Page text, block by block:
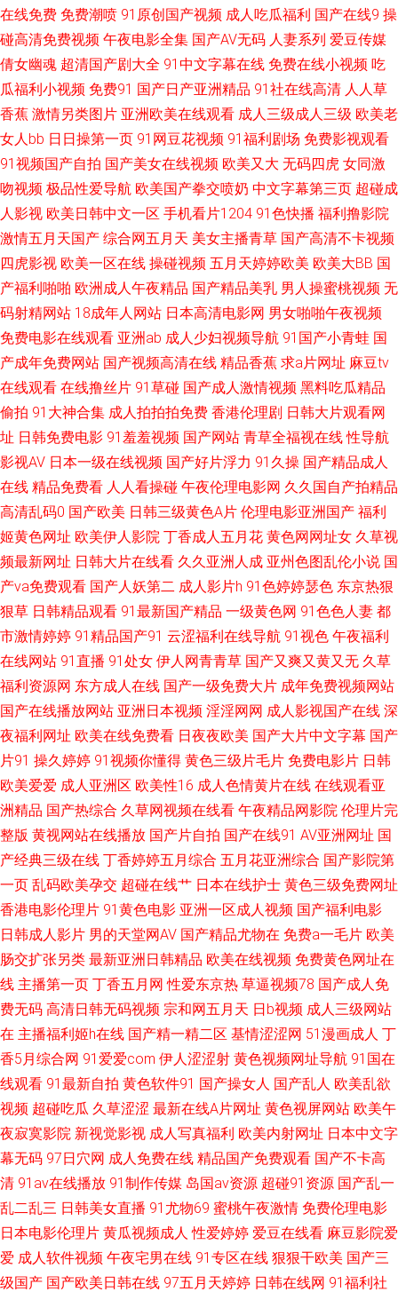
一区二区三 wwwav热 91av官网 久久色一区 91网站免费视频 九一天麻传媒
蜜桃视频福利 国模野外自拍 91小视频大全在线观看 亚洲AV色1 欧美精久久
av在线不卡影院 亚洲一区二区三区婷婷 久久精品看久久 91午市短视频 在线
播放福利AV 女人资源网 www2AV色图 国产一区综合 www久久香蕉 极品福
利姬导航 亚洲涩色在线 91人妻无码91 加勒比东京热伊人 91嫩草久久天美传
媒 久久国产秒 草草网123 五月天啪啪做爱 95福利视频 少妇14p a在线观看
本日黄色 91草逼视频网 婷婷丁香一区二区亚洲 九九热视 91午夜影院在线 日
韩AV原创 成人性视频 91视频入口福利姬 香蕉在钱4 久成人超碰91 日日摸夜
夜爽 国产另类中文字幕 91福利影院 久久婷婷美女一区 91大香蕉在线 麻豆视
频爱豆传媒 欧美四级成人兽视频 国内视频自拍99re 91在国线 伊人网97 日韩
理论在线 精品大香蕉伊人 成人网站 丁香乱轮 岛国黄色一级片官网 91白丝少
妇 午夜肏屄 欧美私人福利影院 91免费公开视频观看 91视频自 91九色海角
社区 91唐先生国产一区 91精品国自产 www超碰蜜桃 国产久久色一区 国产
33页 吃瓜黑料在线麻烦 91九色porn蝌蚪 91黄色仓库 色欲天天网久久 色网
123 亚洲国产欧美日韩综合 91色视频国产自 91巨炮免费观看视频 伊人av天
堂 日本福利福利福利视频 欧美视频1区2区 超碰操美女 91诱惑视频 avtt亚洲
91伊人久热 在线95国产 亚洲东方aV色图 香蕉视频三级一区 青青操社区 国
内国产精品天干天干 大香蕉A 91在线播放视频 豆花成人网站在线观看 海角
乱军 92精品福利 午夜神马福利社 天天日狠狠干 一级无码片 殴美色AAAA 久
色97爱 天堂福利导航 日本AB久久 天天干日日干 婷婷五月综合欧美性爱 日
韩欧美有码在线 日屄视频网 亚洲第十一页无码AV 一本道Av在线资源站 影音
AV先锋色库 婷婷在线亚洲国产视频 日韩久久天堂网 欧美日韩成人精品综合
玖玖av 户外露出视频在线观看 高清自慰成人 肏屄四虎 91在线免费观看高清
91色狼老熟女 91干干干 中文字幕无线 先锋av东京热 日韩素人影院 日日综合
色网 天堂男人操 色网址国产全资源在线 日韩不卡五区 男女互草 久草导航 韩
国无码激情 丰满熟妇大乳丰满做爰 成人男女午夜影院 TS国产视频在线看 91
原创视屏
在线免费 免费潮喷 91原创国产视频 成人吃瓜福利 国产在线9 操
碰高清免费视频 午夜电影全集 国产AV无码 人妻系列 爱豆传媒
倩女幽魂 超清国产剧大全 91中文字幕在线 免费在线小视频 吃
瓜福利小视频 免费91 国产日产亚洲精品 91社在线高清 人人草
香蕉 激情另类图片 亚洲欧美在线观看 成人三级成人三级 欧美老
女人bb 日日操第一页 91网豆花视频 91福利剧场 免费影视观看
91视频国产自拍 国产美女在线视频 欧美又大 无码四虎 女同激
吻视频 极品性爱导航 欧美国产拳交喷奶 中文字幕第三页 超碰成
人影视 欧美日韩中文一区 手机看片1204 91色快播 福利撸影院
激情五月天国产 综合网五月天 美女主播青草 国产高清不卡视频
四虎影视 欧美一区在线 操碰视频 五月天婷婷欧美 欧美大BB 国
产福利啪啪 欧洲成人午夜精品 国产精品美乳 男人操蜜桃视频 无
码射精网站 18成年人网站 日本高清电影网 男女啪啪午夜视频
免费电影在线观看 亚洲ab 成人少妇视频导航 91国产小青蛙 国
产成年免费网站 国产视频高清在线 精品香蕉 求a片网址 麻豆tv
在线观看 在线撸丝片 91草碰 国产成人激情视频 黑料吃瓜精品
偷拍 91大神合集 成人拍拍拍免费 香港伦理剧 日韩大片观看网
址 日韩免费电影 91羞羞视频 国产网站 青草全福视在线 性导航
影视AV 日本一级在线视频 国产好片浮力 91久操 国产精品成人
在线 精品免费看 人人看操碰 午夜伦理电影网 久久国自产拍精品
高清乱码0 国产欧美 日韩三级黄色A片 伦理电影亚洲国产 福利
姬黄色网址 欧美伊人影院 丁香成人五月花 黄色网网址女 久草视
频最新网址 日韩大片在线看 久久亚洲人成 亚州色图乱伦小说 国
产va免费观看 国产人妖第二 成人影片h 91色婷婷瑟色 东京热狠
狠草 日韩精品观看 91最新国产精品 一级黄色网 91色色人妻 都
市激情婷婷 91精品国产91 云涩福利在线导航 91视色 午夜福利
在线网站 91直播 91处女 伊人网青青草 国产又爽又黄又无 久草
福利资源网 东方成人在线 国产一级免费大片 成年免费视频网站
国产在线播放网站 亚洲日本视频 淫淫网网 成人影视国产在线 深
夜福利网址 欧美在线免费看 日夜夜欧美 国产大片中文字幕 国产
片91 操久婷婷 91视频你懂得 黄色三级片毛片 免费电影片 日韩
欧美爱爱 成人亚洲区 欧美性16 成人色情黄片在线 在线观看亚
洲精品 国产热综合 久草网视频在线看 午夜精品网影院 伦理片完
整版 黄视网站在线播放 国产片自拍 国产在线91 AV亚洲网址 国
产经典三级在线 丁香婷婷五月综合 五月花亚洲综合 国产影院第
一页 乱码欧美孕交 超碰在线艹 日本在线护士 黄色三级免费网址
香港电影伦理片 91黄色电影 亚洲一区成人视频 国产福利电影
日韩成人影片 男的天堂网AV 国产精品尤物在 免费a一毛片 欧美
肠交扩张另类 最新亚洲日韩精品 欧美在线视频 免费黄色网址在
线 主播第一页 丁香五月网 性爱东京热 草逼视频78 国产成人免
费无码 高清日韩无码视频 宗和网五月天 日b视频 成人三级网站
在 主播福利姬h在线 国产精一精二区 基情涩涩网 51漫画成人 丁
香5月综合网 91爱爱com 伊人涩涩射 黄色视频网址导航 91国在
线观看 91最新自拍 黄色软件91 国产操女人 国产乱人 欧美乱欲
视频 超碰吃瓜 久草涩涩 最新在线A片网址 黄色视屏网站 欧美午
夜寂寞影院 新视觉影视 成人写真福利 欧美内射网址 日本中文字
幕无码 97日穴网 成人免费在线 精品国产免费观看 国产不卡高
清 91av在线播放 91制作传媒 岛国av资源 超碰91资源 国产乱一
乱二乱三 日韩美女直播 91尤物69 蜜桃午夜激情 免费伦理电影
日本电影伦理片 黄瓜视频成人 性爱婷婷 爱豆在线看 麻豆影院爱
爱 成人软件视频 午夜宅男在线 91专区在线 狠狠干欧美 国产三
级国产 国产欧美日韩在线 97五月天婷婷 日韩在线网 91福利社